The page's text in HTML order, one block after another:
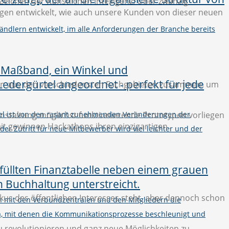
entwickelt, im alle Anforderungen der Branche bereits
ist von den rasant zunehmenden Veränderungen der
Zutritt für neue Mitbewerber wird viel leichter und der
mit den Verbundzentralen und den Mitgliedern die
denen die Kommunikationsprozesse beschleunigt und
entwickelt, wie auch unsere Kunden von dieser neuen
aus den verschiedensten Fachgebieten zusammen, um
möglichst funktionierende Prototypen vorliegen
gewinnen Hackathons ihren einzigartigen
des öffentlichen Interesses steht, aber dennoch schon